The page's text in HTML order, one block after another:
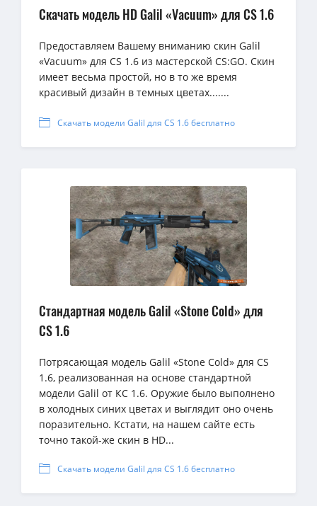
Скачать модель HD Galil «Vacuum» для CS 1.6
Предоставляем Вашему вниманию скин Galil
«Vacuum» для CS 1.6 из мастерской CS:GO. Скин
имеет весьма простой, но в то же время
красивый дизайн в темных цветах.......
Скачать модели Galil для CS 1.6 бесплатно
Стандартная модель Galil «Stone Cold» для
CS 1.6
Потрясающая модель Galil «Stone Cold» для CS
1.6, реализованная на основе стандартной
модели Galil от КС 1.6. Оружие было выполнено
в холодных синих цветах и выглядит оно очень
поразительно. Кстати, на нашем сайте есть
точно такой-же скин в HD...
Скачать модели Galil для CS 1.6 бесплатно